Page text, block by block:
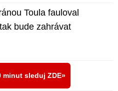
Toula fauloval
bude zahrávat
minut sleduj ZDE